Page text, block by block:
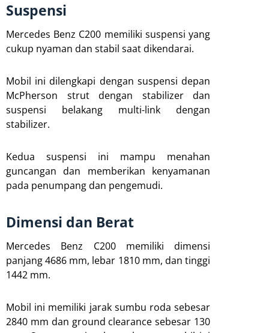
Suspensi
Mercedes Benz C200 memiliki suspensi yang
cukup nyaman dan stabil saat dikendarai.
Mobil ini dilengkapi dengan suspensi depan
McPherson strut dengan stabilizer dan
suspensi belakang multi-link dengan
stabilizer.
Kedua suspensi ini mampu menahan
guncangan dan memberikan kenyamanan
pada penumpang dan pengemudi.
Dimensi dan Berat
Mercedes Benz C200 memiliki dimensi
panjang 4686 mm, lebar 1810 mm, dan tinggi
1442 mm.
Mobil ini memiliki jarak sumbu roda sebesar
2840 mm dan ground clearance sebesar 130